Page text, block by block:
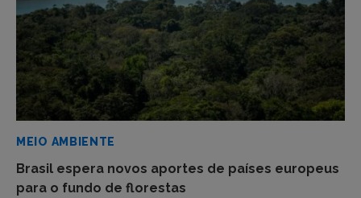
MEIO AMBIENTE
Brasil espera novos aportes de países europeus
para o fundo de florestas